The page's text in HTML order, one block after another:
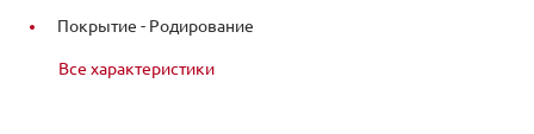
Покрытие - Родирование
Все характеристики